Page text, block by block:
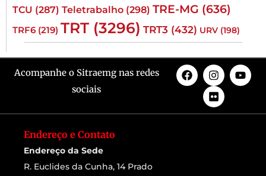
TCU (287) Teletrabalho (298) TRE-MG (636)
TRF6 (219) TRT (3296) TRT3 (432) URV (198)
Acompanhe o Sitraemg nas redes
sociais
Endereço e Contato
Endereço da Sede
R. Euclides da Cunha, 14 Prado